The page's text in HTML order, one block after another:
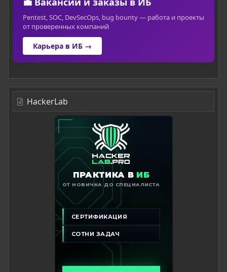
Pentest, SOC, DevSecOps, bug bounty — работа и проекты
от проверенных компаний
Карьера в ИБ →
HackerLab